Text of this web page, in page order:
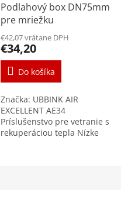
Podlahový box DN75mm
pre mriežku
€42,07 vrátane DPH
€34,20
Do košíka
Značka: UBBINK AIR
EXCELLENT AE34
Príslušenstvo pre vetranie s
rekuperáciou tepla Nízke